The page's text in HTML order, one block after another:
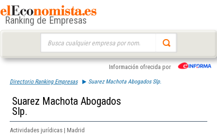
Ranking de Empresas
Información ofrecida por
Directorio Ranking Empresas Suarez Machota Abogados Slp.
Suarez Machota Abogados
Slp.
Actividades jurídicas | Madrid